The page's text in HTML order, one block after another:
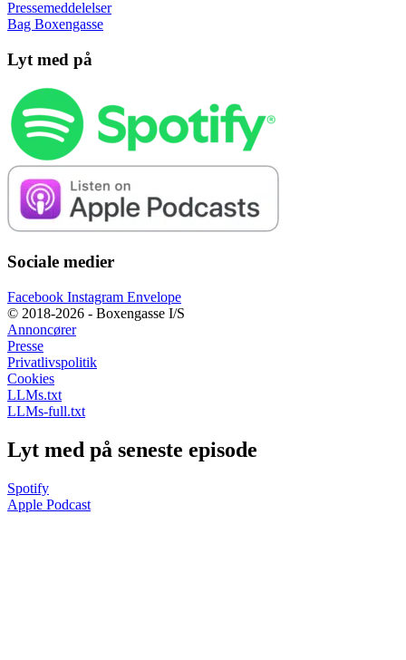
Pressemeddelelser
Bag Boxengasse
Lyt med på
Sociale medier
Facebook Instagram Envelope
© 2018-2026 - Boxengasse I/S
Annoncører
Presse
Privatlivspolitik
Cookies
LLMs.txt
LLMs-full.txt
Lyt med på seneste episode
Spotify
Apple Podcast